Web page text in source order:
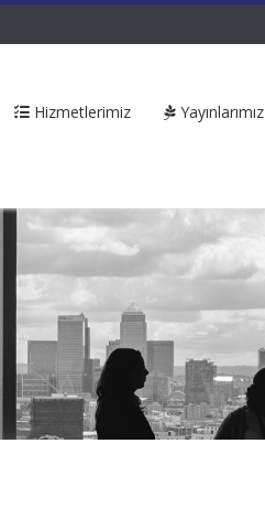
Hizmetlerimiz Yayınlarımız